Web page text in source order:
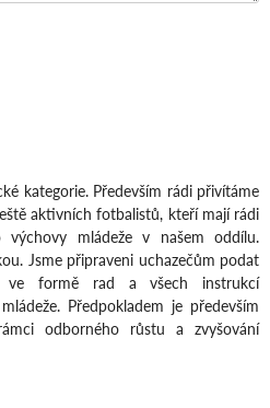
kategorie. Především rádi přivítáme
aktivních fotbalistů, kteří mají rádi
mládeže v našem oddílu.
Jsme připraveni uchazečům podat
ve formě rad a všech instrukcí
Předpokladem je především
odborného růstu a zvyšování